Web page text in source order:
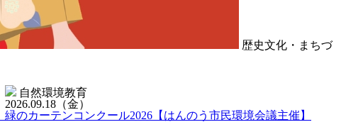
歴史文化・まちづ
自然環境教育
2026.09.18 （金）
緑のカーテンコンクール2026【はんのう市民環境会議主催】